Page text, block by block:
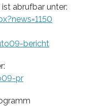
abrufbar unter:
bericht
pr